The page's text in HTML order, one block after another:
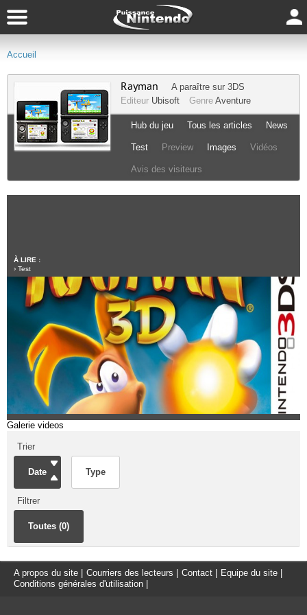
Accueil
Rayman A paraître sur 3DS
Editeur Ubisoft Genre Aventure
Hub du jeu Tous les articles News
Test Preview Images Vidéos
Avis des visiteurs
À LIRE :
› Test
Galerie videos
Trier
Date Type
Filtrer
Toutes (0)
A propos du site Courriers des lecteurs Contact Equipe du site
Conditions générales d'utilisation